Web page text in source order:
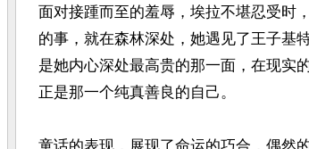
面对接踵而至的羞辱，埃拉不堪忍受时
的事，就在森林深处，她遇见了王子基
是她内心深处最高贵的那一面，在现实
正是那一个纯真善良的自己。